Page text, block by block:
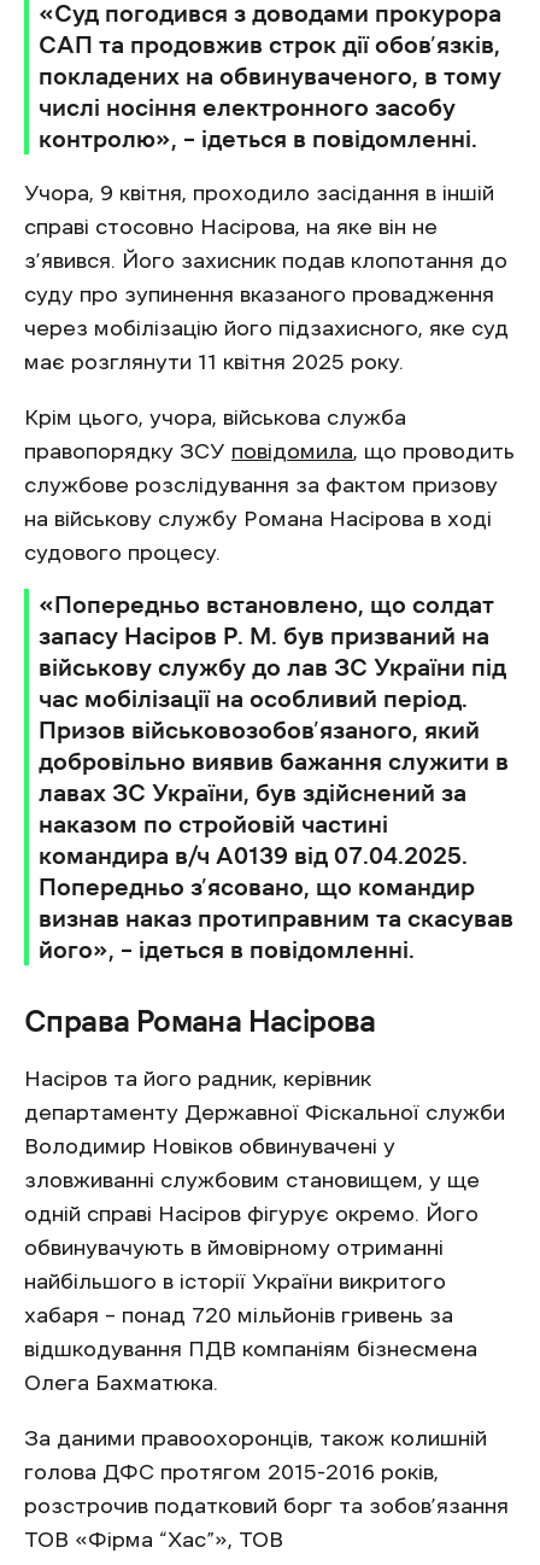
«Суд погодився з доводами прокурора
САП та продовжив строк дії обов’язків,
покладених на обвинуваченого, в тому
числі носіння електронного засобу
контролю», – ідеться в повідомленні.
Учора, 9 квітня, проходило засідання в іншій
справі стосовно Насірова, на яке він не
з’явився. Його захисник подав клопотання до
суду про зупинення вказаного провадження
через мобілізацію його підзахисного, яке суд
має розглянути 11 квітня 2025 року.
Крім цього, учора, військова служба
правопорядку ЗСУ повідомила, що проводить
службове розслідування за фактом призову
на військову службу Романа Насірова в ході
судового процесу.
«Попередньо встановлено, що солдат
запасу Насіров Р. М. був призваний на
військову службу до лав ЗС України під
час мобілізації на особливий період.
Призов військовозобов’язаного, який
добровільно виявив бажання служити в
лавах ЗС України, був здійснений за
наказом по стройовій частині
командира в/ч А0139 від 07.04.2025.
Попередньо з’ясовано, що командир
визнав наказ протиправним та скасував
його», – ідеться в повідомленні.
Справа Романа Насірова
Насіров та його радник, керівник
департаменту Державної Фіскальної служби
Володимир Новіков обвинувачені у
зловживанні службовим становищем, у ще
одній справі Насіров фігурує окремо. Його
обвинувачують в ймовірному отриманні
найбільшого в історії України викритого
хабаря – понад 720 мільйонів гривень за
відшкодування ПДВ компаніям бізнесмена
Олега Бахматюка.
За даними правоохоронців, також колишній
голова ДФС протягом 2015-2016 років,
розстрочив податковий борг та зобов’язання
ТОВ «Фірма “Хас”», ТОВ